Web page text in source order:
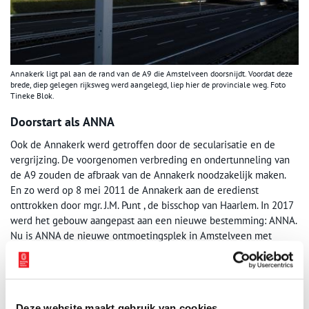
Annakerk ligt pal aan de rand van de A9 die Amstelveen doorsnijdt. Voordat deze
brede, diep gelegen rijksweg werd aangelegd, liep hier de provinciale weg. Foto
Tineke Blok.
Doorstart als ANNA
Ook de Annakerk werd getroffen door de secularisatie en de
vergrijzing. De voorgenomen verbreding en ondertunneling van
de A9 zouden de afbraak van de Annakerk noodzakelijk maken.
En zo werd op 8 mei 2011 de Annakerk aan de eredienst
onttrokken door mgr. J.M. Punt , de bisschop van Haarlem. In 2017
werd het gebouw aangepast aan een nieuwe bestemming: ANNA.
Nu is ANNA de nieuwe ontmoetingsplek in Amstelveen met
events, muziek en tentoonstellingen.
En een proeflokaal waar je
van alles kunt eten en drinken. Met speciale aandacht voor de
bieren van de Naeckte Brouwers.